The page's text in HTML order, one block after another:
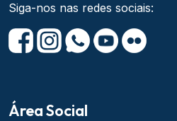
Siga-nos nas redes sociais:
Área Social